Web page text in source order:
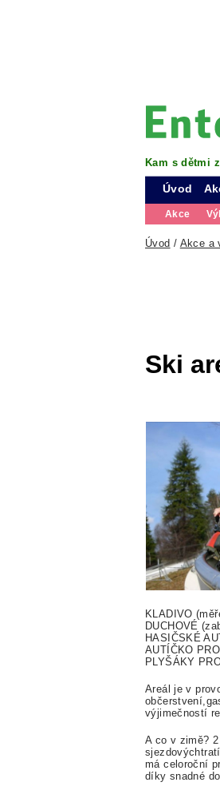
Kam s dětmi
Úvod
Akce
Úvod / Akce a
Ski
KLADIVO
DUCHOVÉ
HASIČSKÉ
AUTÍČKO
PLYŠÁKY
Areál je v
výjimečností
A co v zimě?
má celoroční
díky snadné